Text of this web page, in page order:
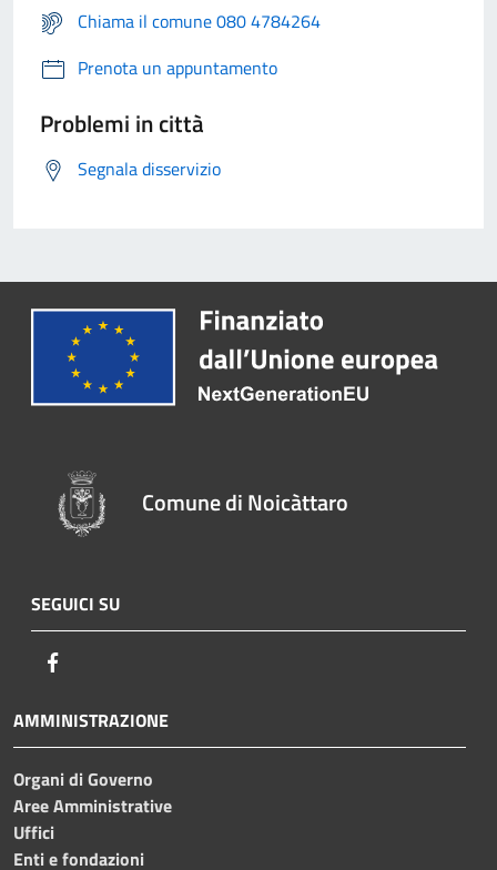
Chiama il comune 080 4784264
Prenota un appuntamento
Problemi in città
Segnala disservizio
Comune di Noicàttaro
SEGUICI SU
AMMINISTRAZIONE
Organi di Governo
Aree Amministrative
Uffici
Enti e fondazioni